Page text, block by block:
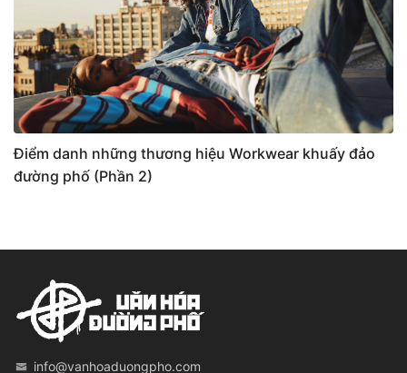
Điểm danh những thương hiệu Workwear khuấy đảo
đường phố (Phần 2)
info@vanhoaduongpho.com